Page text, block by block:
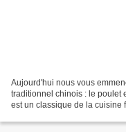
Aujourd'hui nous vous
traditionnel chinois : le poulet
est un classique de la cuisine